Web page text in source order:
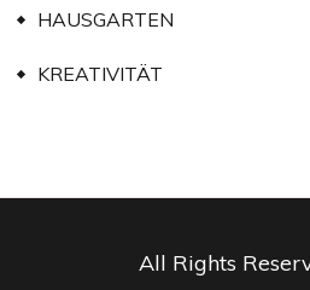
HAUSGARTEN
KREATIVITÄT
All Rights